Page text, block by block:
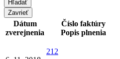
Zavrieť
Dátum
zverejnenia
Číslo faktúry
Popis plnenia
212